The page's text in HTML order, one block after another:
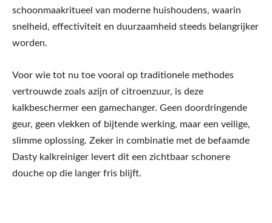
schoonmaakritueel van moderne huishoudens, waarin
snelheid, effectiviteit en duurzaamheid steeds belangrijker
worden.
Voor wie tot nu toe vooral op traditionele methodes
vertrouwde zoals azijn of citroenzuur, is deze
kalkbeschermer een gamechanger. Geen doordringende
geur, geen vlekken of bijtende werking, maar een veilige,
slimme oplossing. Zeker in combinatie met de befaamde
Dasty kalkreiniger levert dit een zichtbaar schonere
douche op die langer fris blijft.